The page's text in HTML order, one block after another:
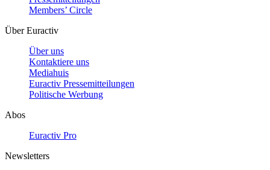
Members’ Circle
Über Euractiv
Über uns
Kontaktiere uns
Mediahuis
Euractiv Pressemitteilungen
Politische Werbung
Abos
Euractiv Pro
Newsletters